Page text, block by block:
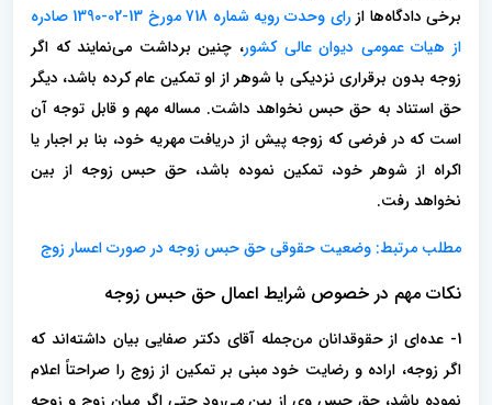
برخی دادگاه‌ها از
رای وحدت رویه شماره 718 مورخ 13-02-1390 صادره
از هیات عمومی دیوان عالی کشور، چنین برداشت می‌نمایند که اگر
ز‌وجه بدون برقراری نزدیکی با شوهر از او تمکین عام کرده باشد، دیگر
حق استناد به حق حبس نخواهد داشت. مساله مهم و قابل توجه آن
است که در فرضی که زوجه پیش از دریافت مهریه خود، بنا بر اجبار یا
اکراه از شوهر خود، تمکین نموده باشد، حق حبس زوجه از بین
نخواهد رفت.
مطلب مرتبط: وضعیت حقوقی حق حبس زوجه در صورت اعسار زوج
نکات مهم در خصوص شرایط اعمال حق حبس زوجه
1- عده‌ای از حقوقدانان من‌جمله آقای دکتر صفایی بیان داشته‌اند که
اگر زوجه، اراده و رضایت خود مبنی بر تمکین از زوج را صراحتاً اعلام